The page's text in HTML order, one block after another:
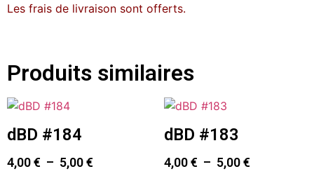
Les frais de livraison sont offerts.
Produits similaires
dBD #184
4,00€ – 5,00€
dBD #183
4,00€ – 5,00€